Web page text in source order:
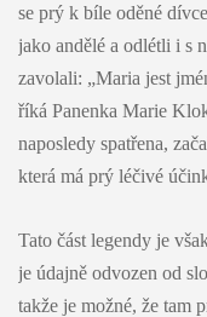
se prý k bíle oděné
jako andělé a odlétli i s
zavolali: „Maria jest
říká Panenka Marie
naposledy spatřena,
která má prý léčivé
Tato část legendy je
je údajně odvozen od
takže je možné, že tam